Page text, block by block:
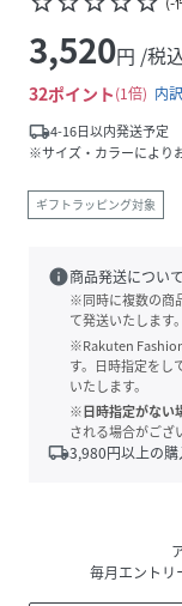
3,520円 /税
32ポイント 1倍
内訳
local_shipping4-16日以内発送予定
※サイズ・カラーにより
ギフトラッピング対象
info商品発送につい
※同時に複数の商
て発送いたします。
※Rakuten
す。日時指定をし
いたします。
※日時指定がない
される場合がござ
local_shipping3,980円以上の
毎月エントリ